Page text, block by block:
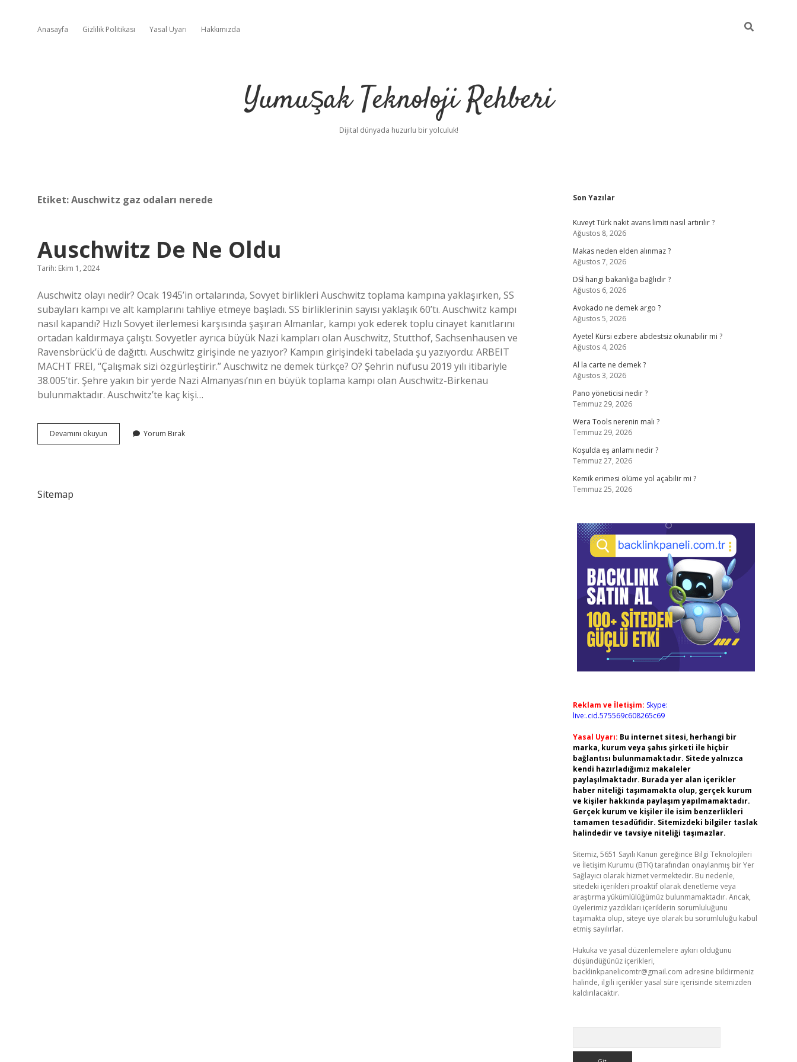
Anasayfa Gizlilik Politikası Yasal Uyarı Hakkımızda
Yumuşak Teknoloji Rehberi
Dijital dünyada huzurlu bir yolculuk!
Etiket:Auschwitz gaz odaları nerede
Auschwitz De Ne Oldu
Tarih: Ekim 1, 2024
Auschwitz olayı nedir? Ocak 1945’in ortalarında, Sovyet birlikleri Auschwitz toplama kampına yaklaşırken, SS
subayları kampı ve alt kamplarını tahliye etmeye başladı. SS birliklerinin sayısı yaklaşık 60’tı. Auschwitz kampı
nasıl kapandı? Hızlı Sovyet ilerlemesi karşısında şaşıran Almanlar, kampı yok ederek toplu cinayet kanıtlarını
ortadan kaldırmaya çalıştı. Sovyetler ayrıca büyük Nazi kampları olan Auschwitz, Stutthof, Sachsenhausen ve
Ravensbrück’ü de dağıttı. Auschwitz girişinde ne yazıyor? Kampın girişindeki tabelada şu yazıyordu: ARBEIT
MACHT FREI, “Çalışmak sizi özgürleştirir.” Auschwitz ne demek türkçe? O? Şehrin nüfusu 2019 yılı itibariyle
38.005’tir. Şehre yakın bir yerde Nazi Almanyası’nın en büyük toplama kampı olan Auschwitz-Birkenau
bulunmaktadır. Auschwitz’te kaç kişi…
Devamını okuyun Auschwitz
De
Yorum Bırak
Sitemap
Sidebar
Son Yazılar
Kuveyt Türk nakit avans limiti nasıl artırılır ?
Ağustos 8, 2026
Makas neden elden alınmaz ?
Ağustos 7, 2026
DSİ hangi bakanlığa bağlıdır ?
Ağustos 6, 2026
Avokado ne demek argo ?
Ağustos 5, 2026
Ayetel Kürsi ezbere abdestsiz okunabilir mi ?
Ağustos 4, 2026
Al la carte ne demek ?
Ağustos 3, 2026
Pano yöneticisi nedir ?
Temmuz 29, 2026
Wera Tools nerenin malı ?
Temmuz 29, 2026
Koşulda eş anlamı nedir ?
Temmuz 27, 2026
Kemik erimesi ölüme yol açabilir mi ?
Temmuz 25, 2026
Reklam ve İletişim: Skype:
live:.cid.575569c608265c69
Yasal Uyarı: Bu internet sitesi, herhangi bir
marka, kurum veya şahıs şirketi ile hiçbir
bağlantısı bulunmamaktadır. Sitede yalnızca
kendi hazırladığımız makaleler
paylaşılmaktadır. Burada yer alan içerikler
haber niteliği taşımamakta olup, gerçek kurum
ve kişiler hakkında paylaşım yapılmamaktadır.
Gerçek kurum ve kişiler ile isim benzerlikleri
tamamen tesadüfidir. Sitemizdeki bilgiler taslak
halindedir ve tavsiye niteliği taşımazlar.
Sitemiz, 5651 Sayılı Kanun gereğince Bilgi Teknolojileri
ve İletişim Kurumu (BTK) tarafından onaylanmış bir Yer
Sağlayıcı olarak hizmet vermektedir. Bu nedenle,
sitedeki içerikleri proaktif olarak denetleme veya
araştırma yükümlülüğümüz bulunmamaktadır. Ancak,
üyelerimiz yazdıkları içeriklerin sorumluluğunu
taşımakta olup, siteye üye olarak bu sorumluluğu kabul
etmiş sayılırlar.
Hukuka ve yasal düzenlemelere aykırı olduğunu
düşündüğünüz içerikleri,
backlinkpanelicomtr@gmail.com adresine bildirmeniz
halinde, ilgili içerikler yasal süre içerisinde sitemizden
kaldırılacaktır.